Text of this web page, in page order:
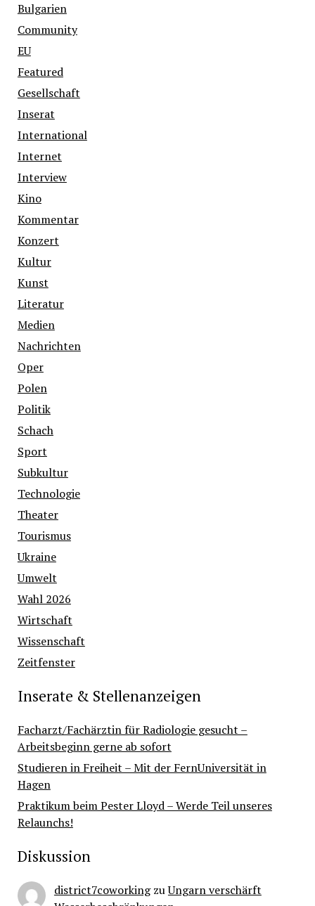
Bulgarien
Community
EU
Featured
Gesellschaft
Inserat
International
Internet
Interview
Kino
Kommentar
Konzert
Kultur
Kunst
Literatur
Medien
Nachrichten
Oper
Polen
Politik
Schach
Sport
Subkultur
Technologie
Theater
Tourismus
Ukraine
Umwelt
Wahl 2026
Wirtschaft
Wissenschaft
Zeitfenster
Inserate & Stellenanzeigen
Facharzt/Fachärztin für Radiologie gesucht –
Arbeitsbeginn gerne ab sofort
Studieren in Freiheit – Mit der FernUniversität in
Hagen
Praktikum beim Pester Lloyd – Werde Teil unseres
Relaunchs!
Diskussion
district7coworkingzuUngarn verschärft